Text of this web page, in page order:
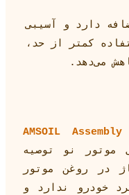
دارد و آسیبی
کمتر از حد،
می‌دهد.
روغن مونتاژ AMSOIL Assembly
اول موتور نو توصیه
در روغن موتور
خودرو ندارد و